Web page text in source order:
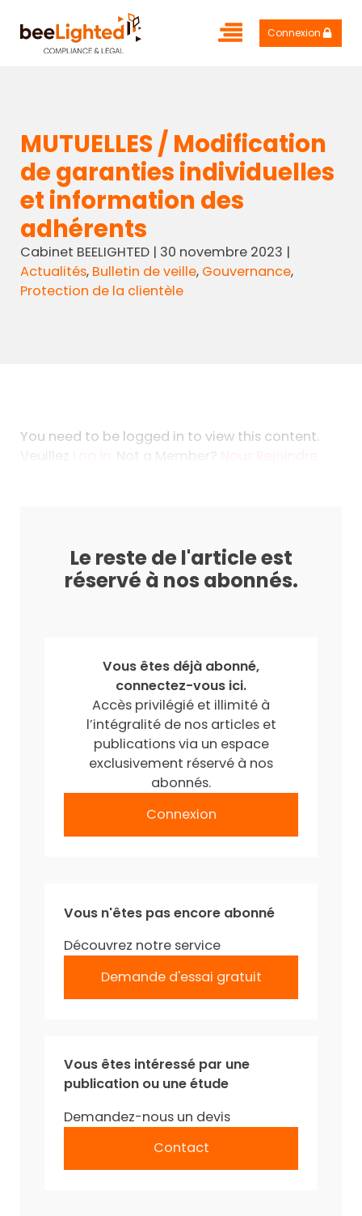
Connexion
MUTUELLES / Modification
de garanties individuelles
et information des
adhérents
Cabinet BEELIGHTED| 30 novembre 2023 |
Actualités, Bulletin de veille, Gouvernance,
Protection de la clientèle
You need to be logged in to view this content.
Veuillez
. Not a Member?
Le reste de l'article est
réservé à nos abonnés.
Vous êtes déjà abonné,
connectez-vous ici.
Accès privilégié et illimité à
l’intégralité de nos articles et
publications via un espace
exclusivement réservé à nos
abonnés.
Connexion
Vous n'êtes pas encore abonné
Découvrez notre service
Demande d'essai gratuit
Vous êtes intéressé par une
publication ou une étude
Demandez-nous un devis
Contact